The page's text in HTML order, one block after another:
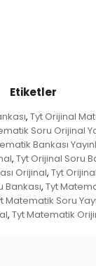
Etiketler
, Tyt Orijinal
Soru Orijinal
Bankası
, Tyt Orijinal Soru
Orijinal, Tyt
Bankası, Tyt
Matematik Soru
, Tyt Matematik